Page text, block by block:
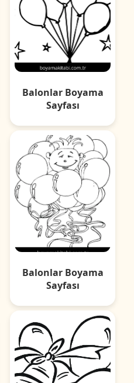
Balonlar Boyama
Sayfası
Balonlar Boyama
Sayfası